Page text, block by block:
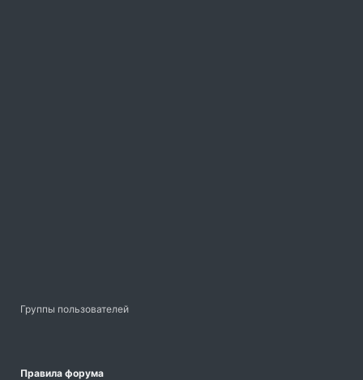
Группы пользователей
Правила форума